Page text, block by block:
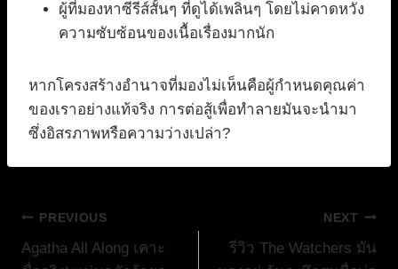
ผู้ที่มองหาซีรีส์สั้นๆ ที่ดูได้เพลินๆ โดยไม่คาดหวัง
ความซับซ้อนของเนื้อเรื่องมากนัก
หากโครงสร้างอำนาจที่มองไม่เห็นคือผู้กำหนดคุณค่า
ของเราอย่างแท้จริง การต่อสู้เพื่อทำลายมันจะนำมา
ซึ่งอิสรภาพหรือความว่างเปล่า?
แนะแนว
เรื่อง
PREVIOUS
Agatha All Along เคาะ
NEXT
รีวิว The Watchers มัน